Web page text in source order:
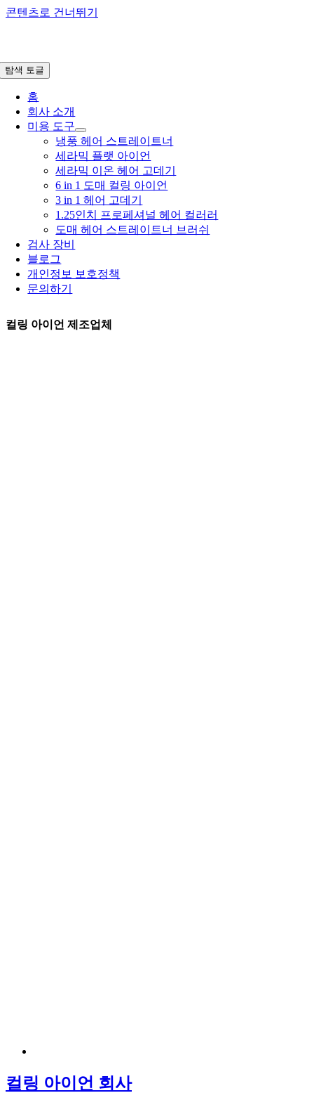
콘텐츠로 건너뛰기
탐색 토글
홈
회사 소개
미용 도구
냉풍 헤어 스트레이트너
세라믹 플랫 아이언
세라믹 이온 헤어 고데기
6 in 1 도매 컬링 아이언
3 in 1 헤어 고데기
1.25인치 프로페셔널 헤어 컬러러
도매 헤어 스트레이트너 브러쉬
검사 장비
블로그
개인정보 보호정책
문의하기
컬링 아이언 제조업체
컬링 아이언 회사